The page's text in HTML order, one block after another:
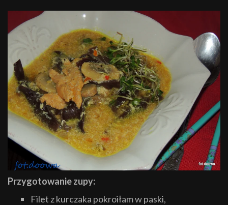
Przygotowanie zupy:
Filet z kurczaka pokroiłam w paski,